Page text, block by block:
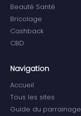
Beauté Santé
Bricolage
Cashback
CBD
Navigation
Accueil
Tous les sites
Guide du parrainage